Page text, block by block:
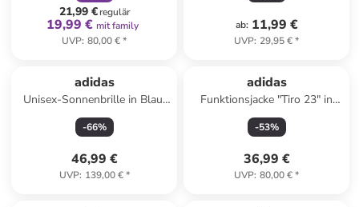
21,99 €regulär
19,99 € mit family
UVP: 80,00 €*
ab: 11,99 €
UVP: 29,95 €*
adidas
Unisex-Sonnenbrille in Blau/
Grün
-66%
46,99 €
UVP: 139,00 €*
adidas
Funktionsjacke "Tiro 23" in
Schwarz
-53%
36,99 €
UVP: 80,00 €*